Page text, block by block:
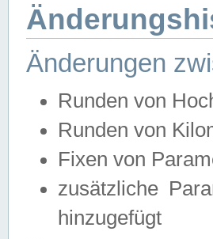
Änderungen
Runden von
Runden von
Fixen von
zusätzliche
hinzugefügt